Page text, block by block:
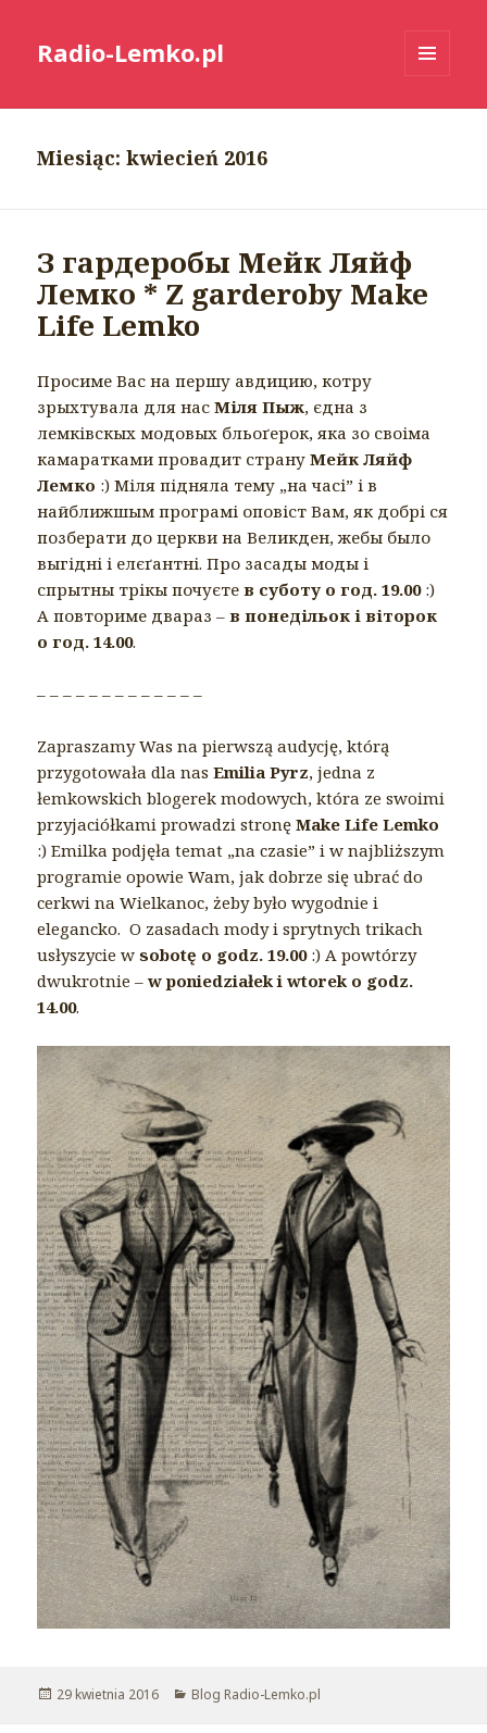
Radio-Lemko.pl
Miesiąc:kwiecień 2016
З гардеробы Мейк Ляйф
Лемко * Z garderoby Make
Life Lemko
Просиме Вас на першу авдицию, котру
зрыхтувала для насМіля Пыж, єдна з
лемківскых модовых бльоґерок, яка зо своіма
камаратками провадит странуМейк Ляйф
Лемко :) Міля підняла тему „на часі” і в
найближшым програмі оповіст Вам, як добрі ся
позберати до церкви на Великден, жебы было
выгідні і елєґантні. Про засады моды і
спрытны трікы почуєтев суботу о год. 19.00:)
А повториме двараз –в понедільок і віторок
о год. 14.00.
– – – – – – – – – – – – –
Zapraszamy Was na pierwszą audycję, którą
przygotowała dla nasEmilia Pyrz, jedna z
łemkowskich blogerek modowych, która ze swoimi
przyjaciółkami prowadzi stronęMake Life Lemko
:) Emilka podjęła temat „na czasie” i w najbliższym
programie opowie Wam, jak dobrze się ubrać do
cerkwi na Wielkanoc, żeby było wygodnie i
elegancko. O zasadach mody i sprytnych trikach
usłyszycie wsobotę o godz. 19.00:) A powtórzy
dwukrotnie –w poniedziałek i wtorek o godz.
14.00.
Opublikowano
29 kwietnia 2016 Kategorie
Blog Radio-Lemko.pl